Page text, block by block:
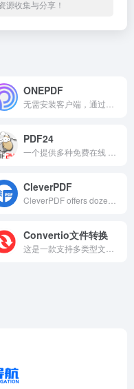
源收集与分享！
ONEPDF
无需安装客户端，通过浏览器即可实现 PDF 与 Word/Excel/JPG 互转、在线编辑文字图片、压缩文件、合并拆分 PDF，满足办公中 PDF 处理需求。
PDF24
一个提供多种免费在线 PDF 处理工具的平台，无需下载安装软件，通过浏览器即可完成 PDF 相关的各类操作。
CleverPDF
CleverPDF offers dozens of high quality free online PDF tools, including PDF to Office, iWork and other format conversion, merge or split PDF, PDF security and more!
Convertio文件转换
这是一款支持多类型文件在线格式转换的工具，无需下载安装客户端，通过浏览器上传文件即可完成格式转换，覆盖文档、图片、音频、视频等常见文件类型。